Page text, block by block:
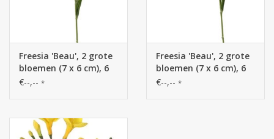
Freesia 'Beau', 2 grote
bloemen (7 x 6 cm), 6
knop & 2 blad, 65cm
€--,-- *
Freesia 'Beau', 2 grote
bloemen (7 x 6 cm), 6
knop & 2 blad, 65cm
€--,-- *